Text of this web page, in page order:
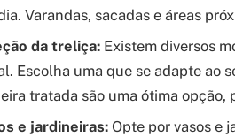
Varandas, sacadas e áreas
da treliça: Existem diversos
Escolha uma que se adapte ao
tratada são uma ótima opção,
e jardineiras: Opte por vasos e